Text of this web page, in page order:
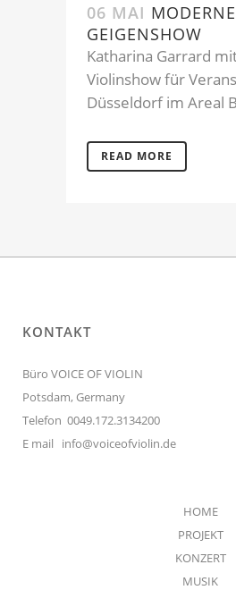
06 MAI MODERNE
GEIGENSHOW
Katharina Garrard
Violinshow für
Düsseldorf im Areal
READ MORE
KONTAKT
Büro VOICE OF VIOLIN
Potsdam, Germany
Telefon 0049.172.3134200
E mail info@voiceofviolin.de
HOME
PROJEKT
KONZERT
MUSIK